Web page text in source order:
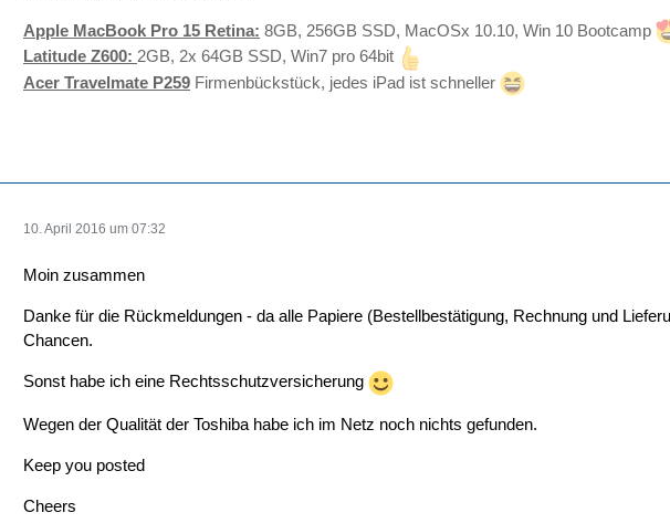
Apple MacBook Pro 15 Retina: 8GB, 256GB SSD, MacOSx 10.10, Win 10 Bootcamp
Latitude Z600: 2GB, 2x 64GB SSD, Win7 pro 64bit
Acer Travelmate P259 Firmenbückstück, jedes iPad ist schneller
10. April 2016 um 07:32
Moin zusammen
Danke für die Rückmeldungen - da alle Papiere (Bestellbestätigung, Rechnung und
Chancen.
Sonst habe ich eine Rechtsschutzversicherung
Wegen der Qualität der Toshiba habe ich im Netz noch nichts gefunden.
Keep you posted
Cheers